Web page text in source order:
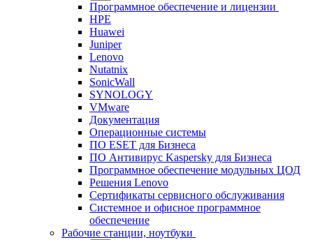
Программное обеспечение и лицензии
HPE
Huawei
Juniper
Lenovo
Nutatnix
SonicWall
SYNOLOGY
VMware
Документация
Операционные системы
ПО ESET для Бизнеса
ПО Антивирус Kaspersky для Бизнеса
Программное обеспечение модульных ЦОД
Решения Lenovo
Сертификаты сервисного обслуживания
Системное и офисное программное
обеспечение
Рабочие станции, ноутбуки